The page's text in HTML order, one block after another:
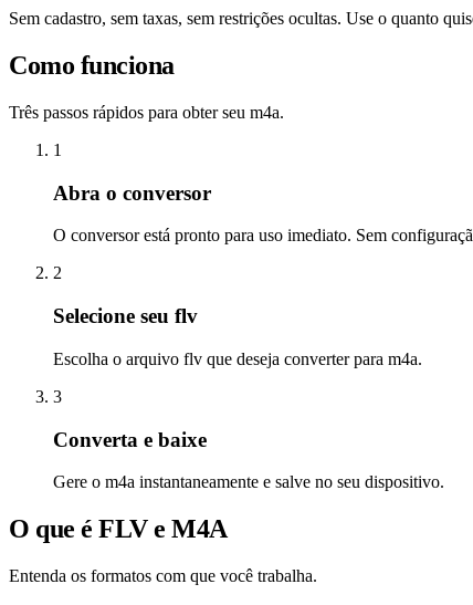
Sem cadastro, sem taxas, sem restrições ocultas. Use o quanto
Como funciona
Três passos rápidos para obter seu m4a.
1
Abra o conversor
O conversor está pronto para uso imediato. Sem
2
Selecione seu flv
Escolha o arquivo flv que deseja converter para m4a.
3
Converta e baixe
Gere o m4a instantaneamente e salve no seu dispositivo.
O que é FLV e M4A
Entenda os formatos com que você trabalha.